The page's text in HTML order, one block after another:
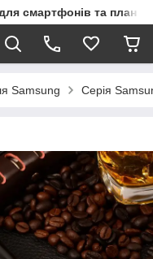
смартфонів та
Samsung Серія